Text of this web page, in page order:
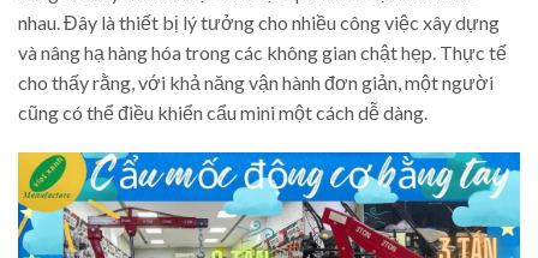
nhau. Đây là thiết bị lý tưởng cho nhiều công việc xây dựng
và nâng hạ hàng hóa trong các không gian chật hẹp. Thực tế
cho thấy rằng, với khả năng vận hành đơn giản, một người
cũng có thể điều khiển cẩu mini một cách dễ dàng.